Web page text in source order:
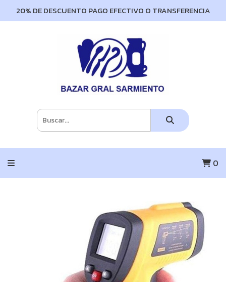
20% DE DESCUENTO PAGO EFECTIVO O TRANSFERENCIA
0